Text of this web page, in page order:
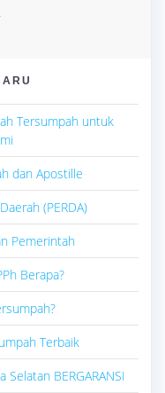
Tersumpah untuk
dan Apostille
(PERDA)
Pemerintah
Berapa?
Terbaik
Selatan BERGARANSI